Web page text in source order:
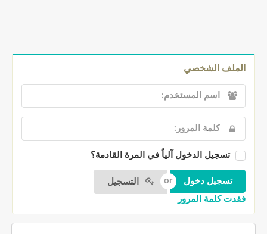
الملف الشخصي
تسجيل الدخول آلياً في المرة القادمة؟
التسجيل
فقدت كلمة المرور